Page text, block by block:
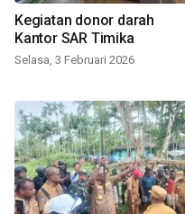
Kegiatan donor darah
Kantor SAR Timika
Selasa, 3 Februari 2026